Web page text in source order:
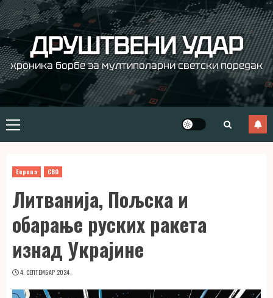
Skip
to
content ДРУШТВЕНИ УДАР
хроника борбе за мултиполарни светски поредак
Primary
Menu
Европа СВО
Литванија, Пољска и
обарање руских ракета
изнад Украјине
4. СЕПТЕМБАР 2024.